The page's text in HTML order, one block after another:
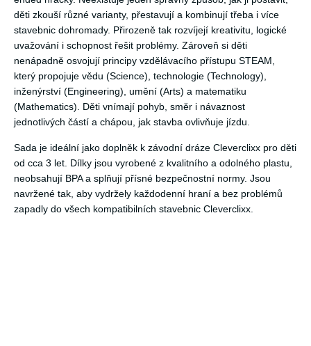
děti zkouší různé varianty, přestavují a kombinují třeba i více
stavebnic dohromady. Přirozeně tak rozvíjejí kreativitu, logické
uvažování i schopnost řešit problémy. Zároveň si děti
nenápadně osvojují principy vzdělávacího přístupu STEAM,
který propojuje vědu (Science), technologie (Technology),
inženýrství (Engineering), umění (Arts) a matematiku
(Mathematics). Děti vnímají pohyb, směr i návaznost
jednotlivých částí a chápou, jak stavba ovlivňuje jízdu.
Sada je ideální jako doplněk k závodní dráze Cleverclixx pro děti
od cca 3 let. Dílky jsou vyrobené z kvalitního a odolného plastu,
neobsahují BPA a splňují přísné bezpečnostní normy. Jsou
navržené tak, aby vydržely každodenní hraní a bez problémů
zapadly do všech kompatibilních stavebnic Cleverclixx.